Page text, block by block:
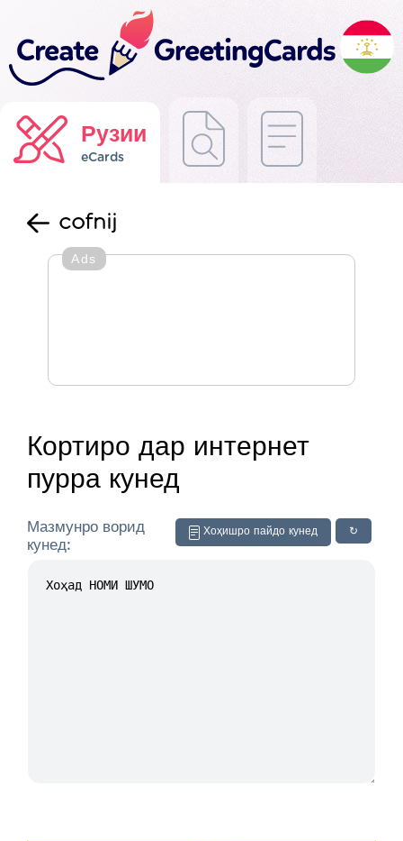
Рузии
eCards
cofnij
Ads
Кортиро дар интернет
пурра кунед
↻
Хоҳишро пайдо кунед
Мазмунро ворид
кунед: